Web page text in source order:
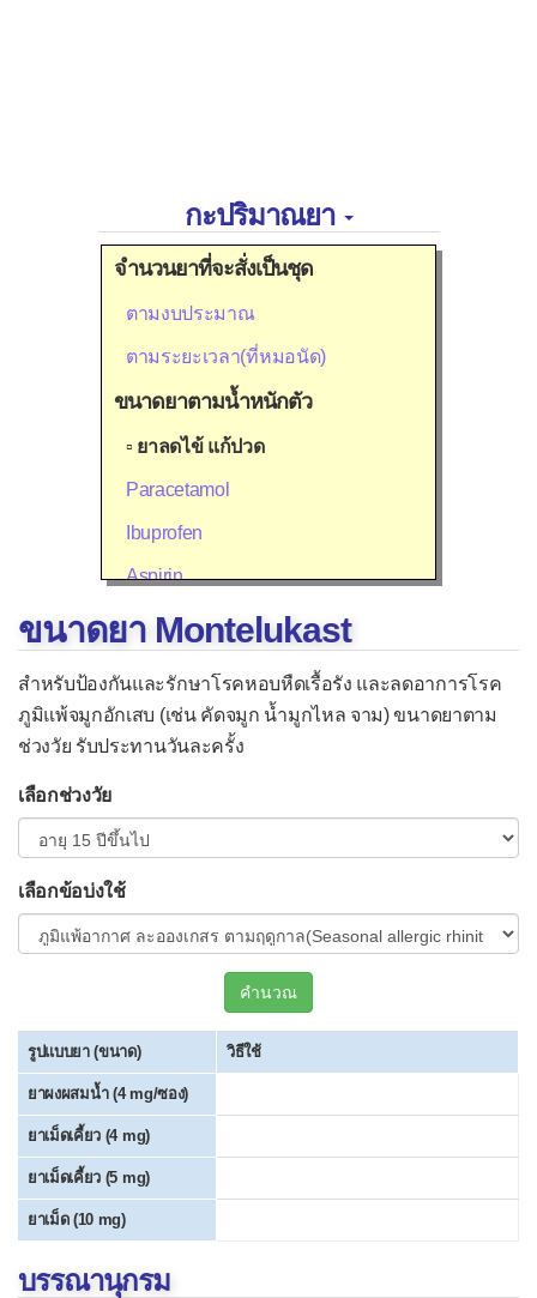
กะปริมาณยา
จำนวนยาที่จะสั่งเป็นชุด
ตามงบประมาณ
ตามระยะเวลา(ที่หมอนัด)
ขนาดยาตามน้ำหนักตัว
▫ ยาลดไข้ แก้ปวด
Paracetamol
Ibuprofen
Aspirin
Diclofenac (Voltaren®)
Meloxicam (Mobic®)
Celecoxib (Celebrex®)
▫ยาลดน้ำมูก แก้คัน แก้แพ้
Chlorpheniramine (CPM)
Diphenhydramine (Benadryl®)
Fexofenadine
Hydroxyzine
Levocetirizine
Loratadine
ขนาดยา Montelukast
สำหรับป้องกันและรักษาโรคหอบหืดเรื้อรัง และลดอาการโรค
ภูมิแพ้จมูกอักเสบ (เช่น คัดจมูก น้ำมูกไหล จาม) ขนาดยาตาม
ช่วงวัย รับประทานวันละครั้ง
เลือกช่วงวัย
เลือกข้อบ่งใช้
คำนวณ
รูปแบบยา (ขนาด) วิธีใช้
ยาผงผสมน้ำ (4 mg/ซอง)
ยาเม็ดเคี้ยว (4 mg)
ยาเม็ดเคี้ยว (5 mg)
ยาเม็ด (10 mg)
บรรณานุกรม